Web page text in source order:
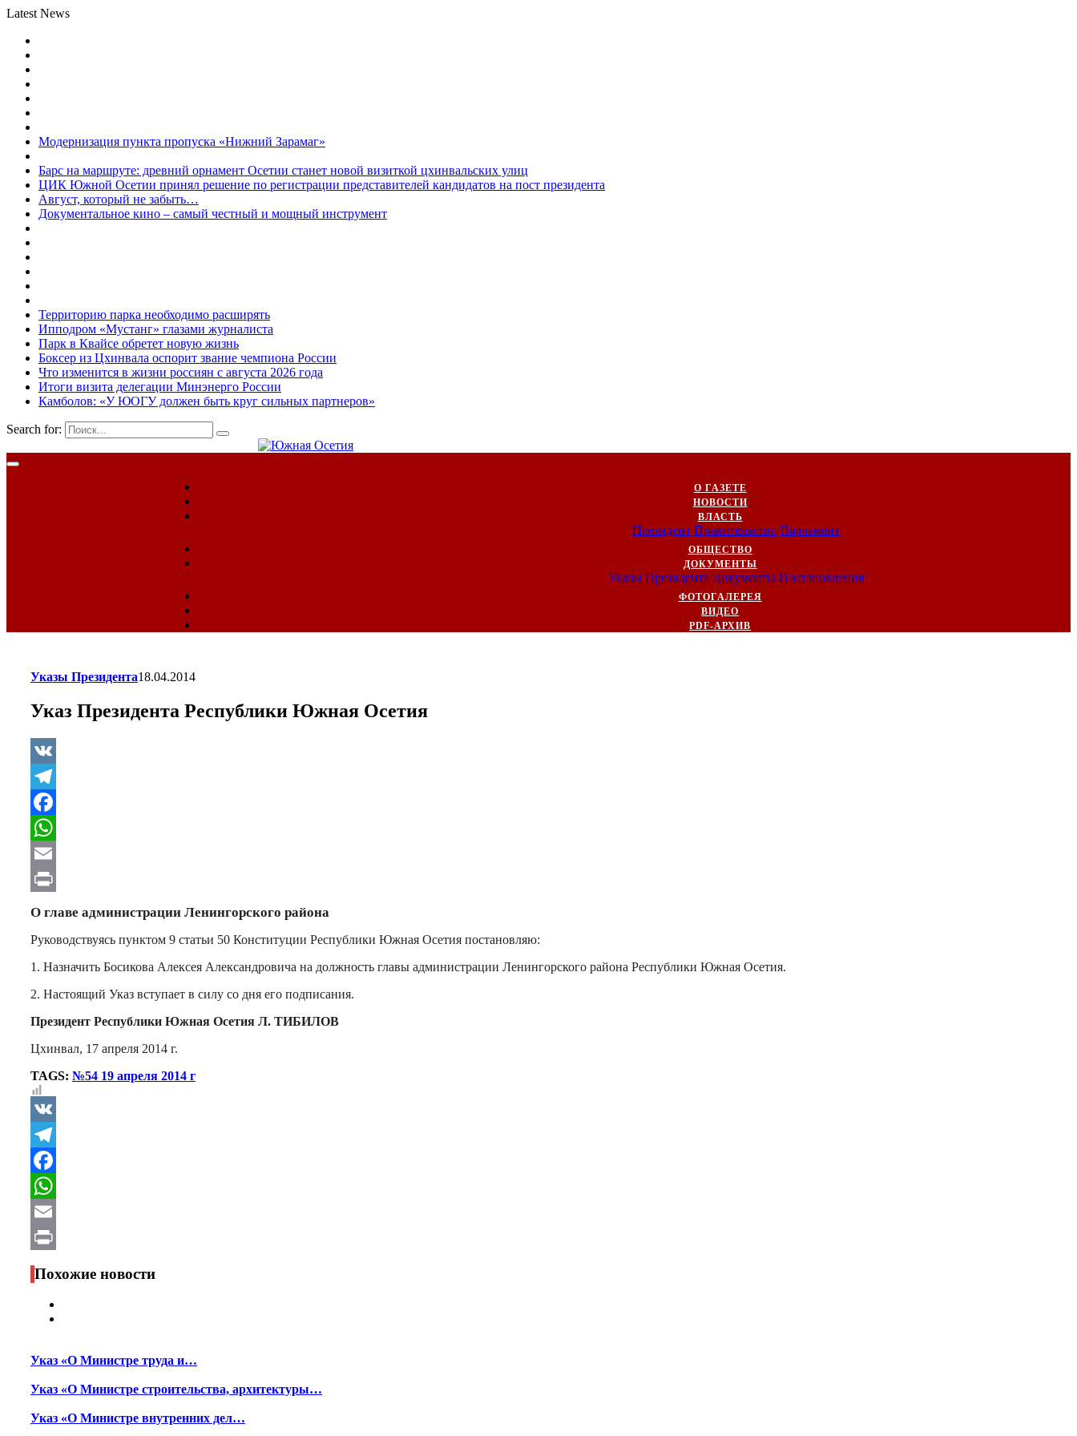
Latest News
Модернизация пункта пропуска «Нижний Зарамаг»
Барс на маршруте: древний орнамент Осетии станет новой визиткой цхинвальских улиц
ЦИК Южной Осетии принял решение по регистрации представителей кандидатов на пост президента
Август, который не забыть…
Документальное кино – самый честный и мощный инструмент
Территорию парка необходимо расширять
Ипподром «Мустанг» глазами журналиста
Парк в Квайсе обретет новую жизнь
Боксер из Цхинвала оспорит звание чемпиона России
Что изменится в жизни россиян с августа 2026 года
Итоги визита делегации Минэнерго России
Камболов: «У ЮОГУ должен быть круг сильных партнеров»
Search for:
О ГАЗЕТЕ
НОВОСТИ
ВЛАСТЬ
Президент Правительство Парламент
ОБЩЕСТВО
ДОКУМЕНТЫ
Указы Президента Документы Постановления
ФОТОГАЛЕРЕЯ
ВИДЕО
PDF-АРХИВ
Указы Президента18.04.2014
Указ Президента Республики Южная Осетия
VK
Telegram
Facebook
WhatsApp
Email
О главе администрации Ленингорского района
Руководствуясь пунктом 9 статьи 50 Конституции Республики Южная Осетия постановляю:
1. Назначить Босикова Алексея Александровича на должность главы администрации Ленингорского района Республики Южная Осетия.
2. Настоящий Указ вступает в силу со дня его подписания.
Президент Республики Южная Осетия Л. ТИБИЛОВ
Цхинвал, 17 апреля 2014 г.
TAGS: №54 19 апреля 2014 г
VK
Telegram
Facebook
WhatsApp
Email
Print
Похожие новости
Указ «О Министре труда и…
Указ «О Министре строительства, архитектуры…
Указ «О Министре внутренних дел…